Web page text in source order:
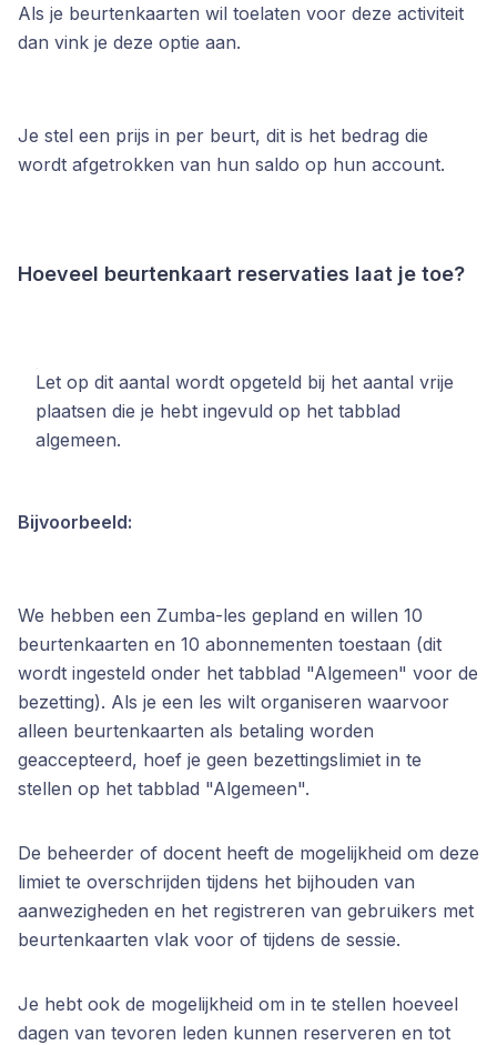
Als je beurtenkaarten wil toelaten voor deze activiteit
dan vink je deze optie aan.
Je stel een prijs in per beurt, dit is het bedrag die
wordt afgetrokken van hun saldo op hun account.
Hoeveel beurtenkaart reservaties laat je toe?
Let op dit aantal wordt opgeteld bij het aantal vrije
plaatsen die je hebt ingevuld op het tabblad
algemeen.
Bijvoorbeeld:
We hebben een Zumba-les gepland en willen 10
beurtenkaarten en 10 abonnementen toestaan (dit
wordt ingesteld onder het tabblad "Algemeen" voor de
bezetting). Als je een les wilt organiseren waarvoor
alleen beurtenkaarten als betaling worden
geaccepteerd, hoef je geen bezettingslimiet in te
stellen op het tabblad "Algemeen".
De beheerder of docent heeft de mogelijkheid om deze
limiet te overschrijden tijdens het bijhouden van
aanwezigheden en het registreren van gebruikers met
beurtenkaarten vlak voor of tijdens de sessie.
Je hebt ook de mogelijkheid om in te stellen hoeveel
dagen van tevoren leden kunnen reserveren en tot